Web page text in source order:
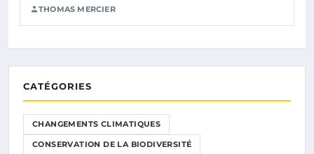
THOMAS MERCIER
CATÉGORIES
CHANGEMENTS CLIMATIQUES
CONSERVATION DE LA BIODIVERSITÉ